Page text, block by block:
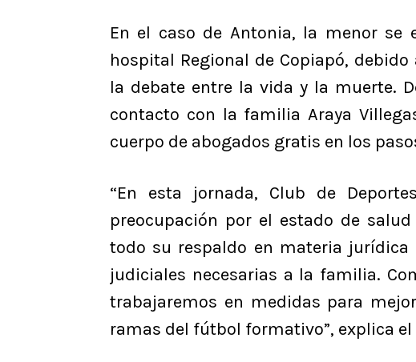
En el caso de Antonia, la menor se
hospital Regional de Copiapó,
la debate entre la vida y la muerte.
contacto con la familia Araya
cuerpo de abogados gratis en los
“En esta jornada, Club de
preocupación por el estado de
todo su respaldo en materia jurídica
judiciales necesarias a la familia.
trabajaremos en medidas para
ramas del fútbol formativo”, explica